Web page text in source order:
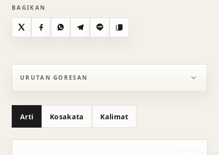
BAGIKAN
X FacebookWhatsAppTelegramLine Salin
URUTAN GORESAN
Arti Kosakata Kalimat